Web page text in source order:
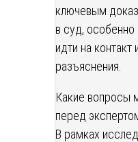
ключевым
в суд, особенно
идти на контакт
разъяснения.
Какие вопросы
перед
В рамках